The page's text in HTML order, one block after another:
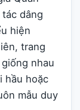
dâng
hiện
trang
nhau
hầu hoặc
mẫu duy